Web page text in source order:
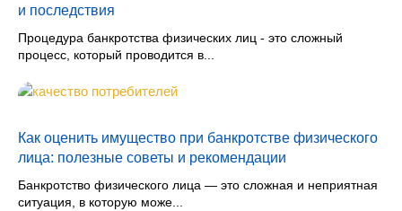
и последствия
Процедура банкротства физических лиц - это сложный
процесс, который проводится в...
Как оценить имущество при банкротстве физического
лица: полезные советы и рекомендации
Банкротство физического лица — это сложная и неприятная
ситуация, в которую може...